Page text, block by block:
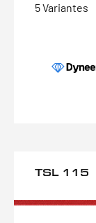
5 Variantes
TSL 115